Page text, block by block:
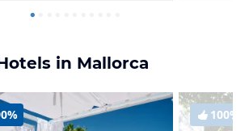
in Mallorca
100%